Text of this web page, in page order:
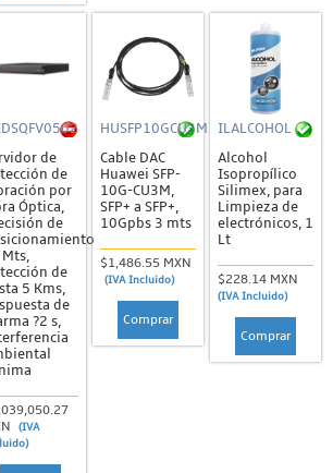
de
de
por
Óptica,
de
de
5 Kms,
de
?2 s,
(IVA
HUSFP10GCU3M
Cable DAC
Huawei SFP-
10G-CU3M,
SFP+ a SFP+,
10Gpbs 3 mts
$1,486.55 MXN
(IVA Incluido)
Comprar
ILALCOHOL
Alcohol
Isopropílico
Silimex, para
Limpieza de
electrónicos, 1
Lt
$228.14 MXN
(IVA Incluido)
Comprar